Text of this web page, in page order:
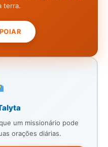
terra.
um missionário pode
orações diárias.